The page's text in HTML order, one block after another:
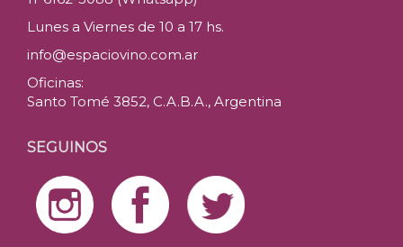
Lunes a Viernes de 10 a 17 hs.
info@espaciovino.com.ar
Oficinas:
Santo Tomé 3852, C.A.B.A., Argentina
SEGUINOS